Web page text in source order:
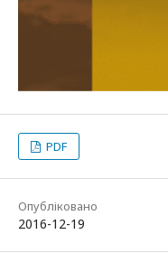
PDF
Опубліковано
2016-12-19